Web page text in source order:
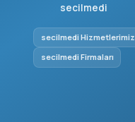
secilmedi
secilmedi Hizmetlerimiz
secilmedi Firmaları